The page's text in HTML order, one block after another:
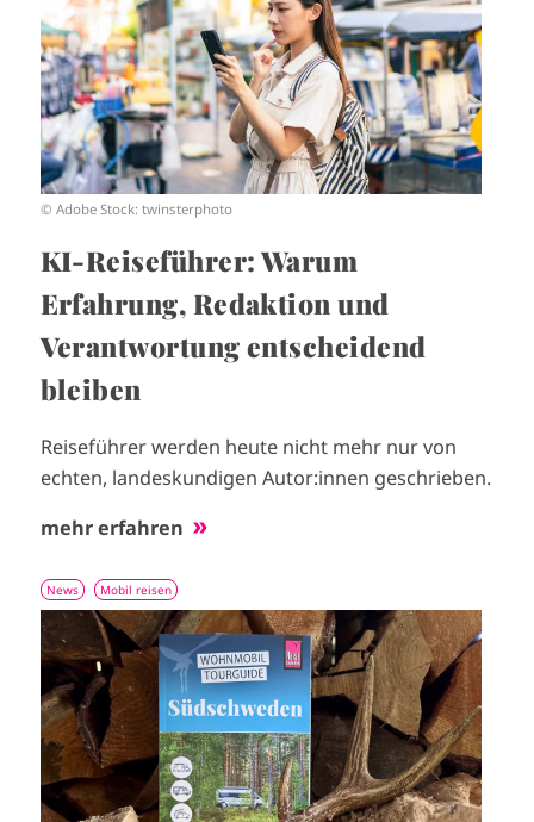
© Adobe Stock: twinsterphoto
KI-Reiseführer: Warum
Erfahrung, Redaktion und
Verantwortung entscheidend
bleiben
Reiseführer werden heute nicht mehr nur von
echten, landeskundigen Autor:innen geschrieben.
mehr erfahren
News Mobil reisen
a
e